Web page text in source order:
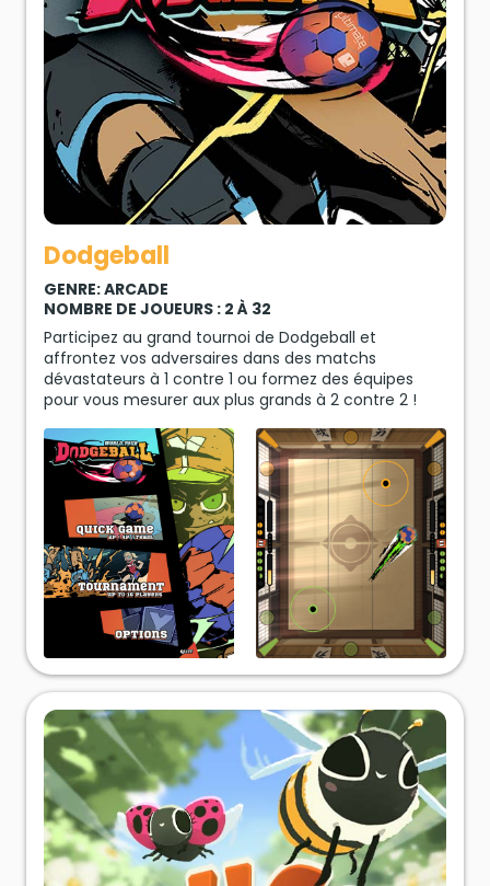
Dodgeball
GENRE: ARCADE
NOMBRE DE JOUEURS : 2 À 32
Participez au grand tournoi de Dodgeball et
affrontez vos adversaires dans des matchs
dévastateurs à 1 contre 1 ou formez des équipes
pour vous mesurer aux plus grands à 2 contre 2 !